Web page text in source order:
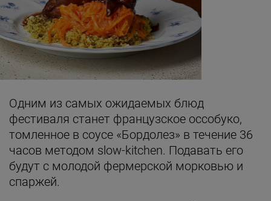
Одним из самых ожидаемых блюд
фестиваля станет французское оссобуко,
томленное в соусе «Бордолез» в течение 36
часов методом slow-kitchen. Подавать его
будут с молодой фермерской морковью и
спаржей.